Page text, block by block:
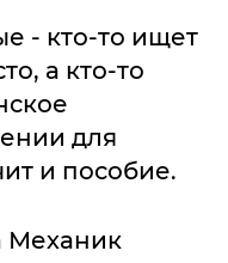
- кто-то ищет
а кто-то
для
и пособие.
Механик